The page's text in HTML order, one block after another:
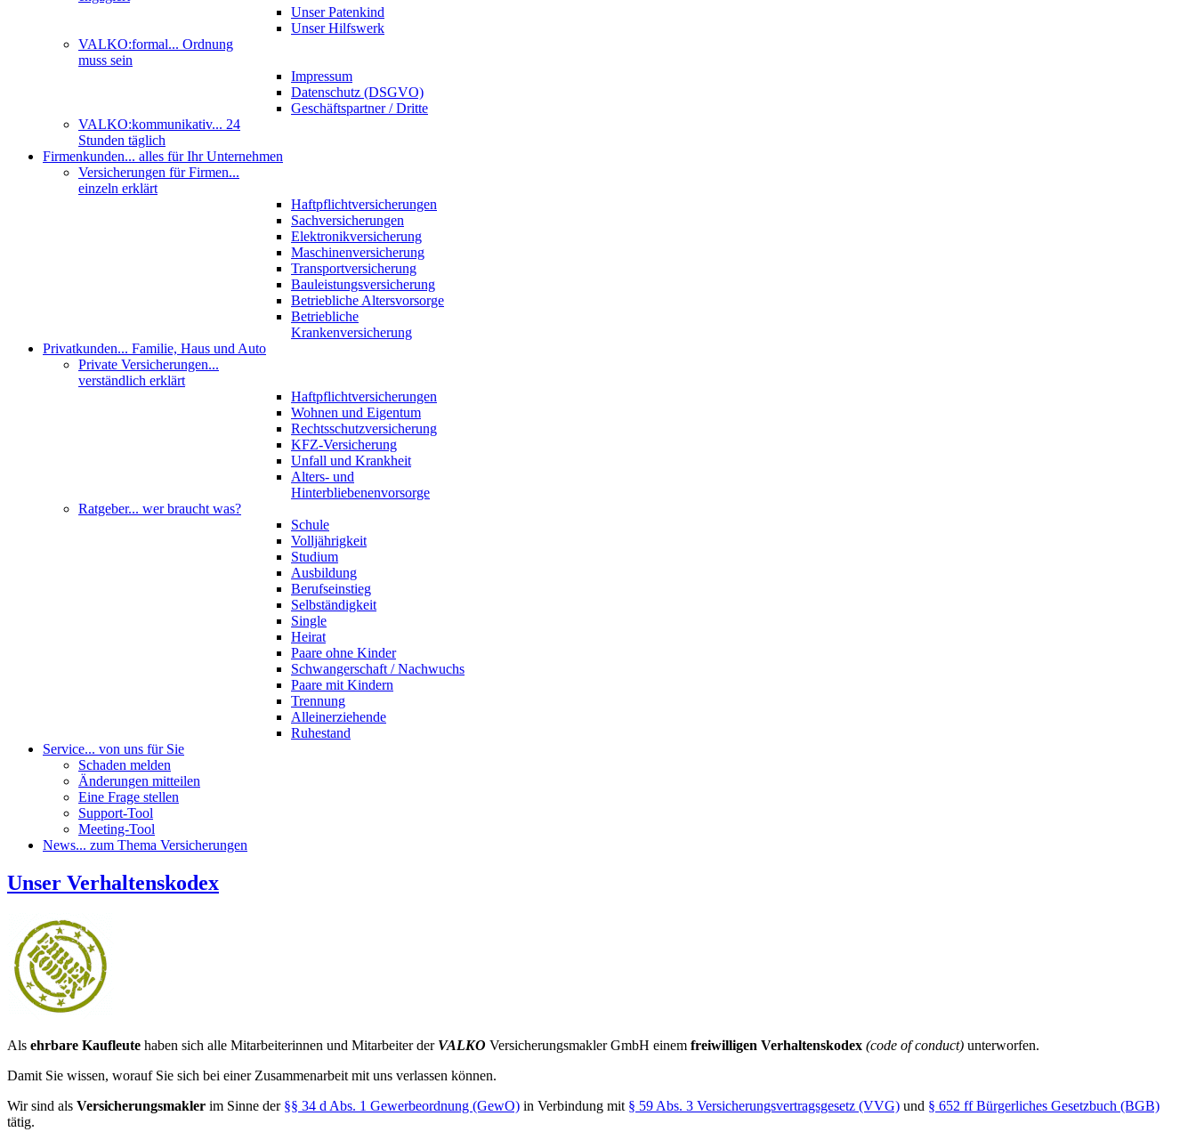
Unser Patenkind
Unser Hilfswerk
VALKO:formal... Ordnung
muss sein
Impressum
Datenschutz (DSGVO)
Geschäftspartner / Dritte
VALKO:kommunikativ... 24
Stunden täglich
Firmenkunden... alles für Ihr Unternehmen
Versicherungen für Firmen...
einzeln erklärt
Haftpflichtversicherungen
Sachversicherungen
Elektronikversicherung
Maschinenversicherung
Transportversicherung
Bauleistungsversicherung
Betriebliche Altersvorsorge
Betriebliche
Krankenversicherung
Privatkunden... Familie, Haus und Auto
Private Versicherungen...
verständlich erklärt
Haftpflichtversicherungen
Wohnen und Eigentum
Rechtsschutzversicherung
KFZ-Versicherung
Unfall und Krankheit
Alters- und
Hinterbliebenenvorsorge
Ratgeber... wer braucht was?
Schule
Volljährigkeit
Studium
Ausbildung
Berufseinstieg
Selbständigkeit
Single
Heirat
Paare ohne Kinder
Schwangerschaft / Nachwuchs
Paare mit Kindern
Trennung
Alleinerziehende
Ruhestand
Service... von uns für Sie
Schaden melden
Änderungen mitteilen
Eine Frage stellen
Support-Tool
Meeting-Tool
News... zum Thema Versicherungen
Unser Verhaltenskodex
Als ehrbare Kaufleute haben sich alle Mitarbeiterinnen und Mitarbeiter der VALKO Versicherungsmakler GmbH einem freiwilligen Verhaltenskodex (code of conduct) unterworfen.
Damit Sie wissen, worauf Sie sich bei einer Zusammenarbeit mit uns verlassen können.
Wir sind als Versicherungsmakler im Sinne der §§ 34 d Abs. 1 Gewerbeordnung (GewO) in Verbindung mit § 59 Abs. 3 Versicherungsvertragsgesetz (VVG) und § 652 ff Bürgerliches Gesetzbuch (BGB)
tätig.